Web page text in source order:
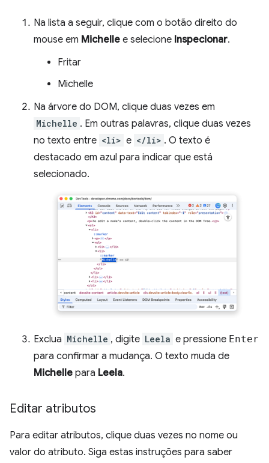
Na lista a seguir, clique com o botão direito do
mouse em Michelle e selecione Inspecionar.
Fritar
Michelle
Na árvore do DOM, clique duas vezes em
Michelle . Em outras palavras, clique duas vezes
no texto entre <li> e </li> . O texto é
destacado em azul para indicar que está
selecionado.
Exclua Michelle , digite Leela e pressione Enter
para confirmar a mudança. O texto muda de
Michelle para Leela.
Editar atributos
Para editar atributos, clique duas vezes no nome ou
valor do atributo. Siga estas instruções para saber